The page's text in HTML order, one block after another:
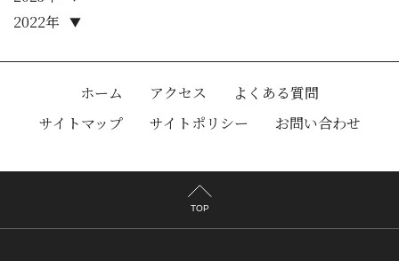
2022年 ▼
ホーム アクセス
よくある質問
サイトマップ
サイトポリシー お問い合わせ
TOP